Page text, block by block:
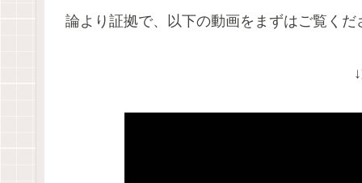
論より証拠で、以下の動画をまずはご覧くだ